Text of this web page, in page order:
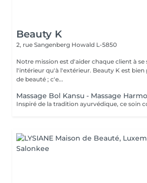
Beauty K
2, rue Sangenberg Howald L-5850
Notre mission est d'aider chaque client à
l'intérieur qu'à l'extérieur. Beauty K est
de beauté ; c'e...
Massage Bol Kansu - Massage